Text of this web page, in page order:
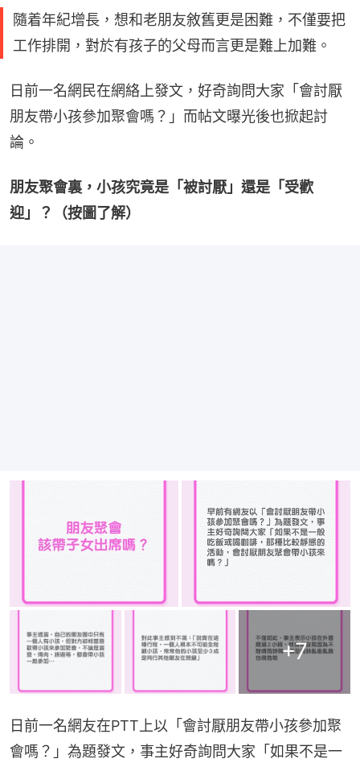
隨着年紀增長，想和老朋友敘舊更是困難，不僅要把
工作排開，對於有孩子的父母而言更是難上加難。
日前一名網民在網絡上發文，好奇詢問大家「會討厭
朋友帶小孩參加聚會嗎？」而帖文曝光後也掀起討
論。
朋友聚會裏，小孩究竟是「被討厭」還是「受歡
迎」？（按圖了解）
+7
日前一名網友在PTT上以「會討厭朋友帶小孩參加聚
會嗎？」為題發文，事主好奇詢問大家「如果不是一